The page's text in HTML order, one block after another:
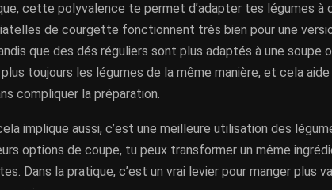
cette polyvalence te permet d’adapter tes légumes à
de courgette fonctionnent très bien pour une
que des dés réguliers sont plus adaptés à une soupe
toujours les légumes de la même manière, et cela
compliquer la préparation.
implique aussi, c’est une meilleure utilisation des
options de coupe, tu peux transformer un même
Dans la pratique, c’est un vrai levier pour manger plus